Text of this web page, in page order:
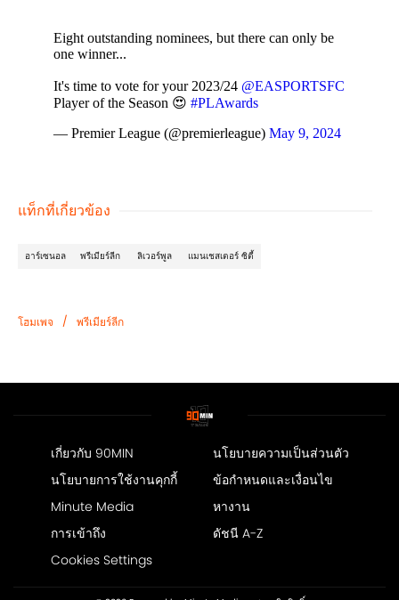
Eight outstanding nominees, but there can only be
one winner...
It's time to vote for your 2023/24 @EASPORTSFC
Player of the Season 😍 #PLAwards
— Premier League (@premierleague) May 9, 2024
แท็กที่เกี่ยวข้อง
อาร์เซนอล พรีเมียร์ลีก ลิเวอร์พูล แมนเชสเตอร์ ซิตี้
โฮมเพจ / พรีเมียร์ลีก
เกี่ยวกับ 90MIN
นโยบายความเป็นส่วนตัว
นโยบายการใช้งานคุกกี้
ข้อกำหนดและเงื่อนไข
Minute Media
หางาน
การเข้าถึง
ดัชนี A-Z
Cookies Settings